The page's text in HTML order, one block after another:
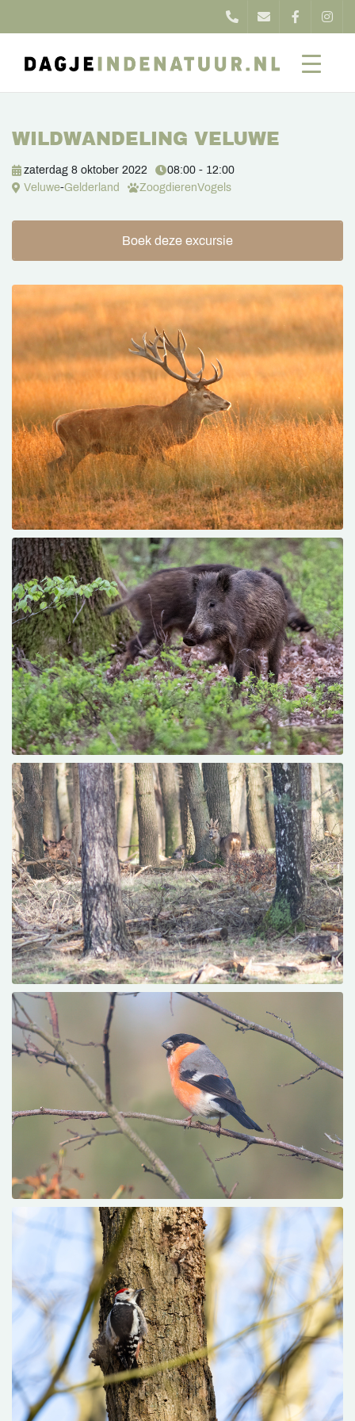
WILDWANDELING VELUWE
zaterdag 8 oktober 2022
08:00 - 12:00
Veluwe-Gelderland ZoogdierenVogels
Boek deze excursie